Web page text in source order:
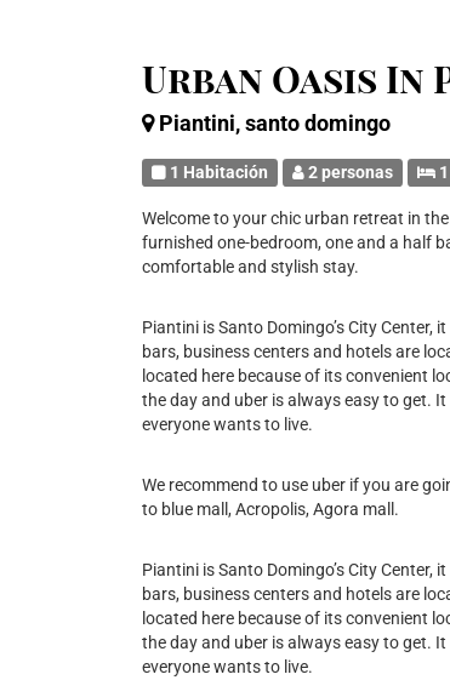
Urban Oasis
Piantini, santo domingo
1 Habitación 2 personas
Welcome to your chic urban retreat in
furnished one-bedroom, one and a half
comfortable and stylish stay.
Piantini is Santo Domingo’s City
bars, business centers and hotels are
located here because of its convenient
the day and uber is always easy to get.
everyone wants to live.
We recommend to use uber if you are
to blue mall, Acropolis, Agora mall.
Piantini is Santo Domingo’s City
bars, business centers and hotels are
located here because of its convenient
the day and uber is always easy to get.
everyone wants to live.